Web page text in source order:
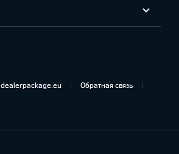
dealerpackage.eu
Обратная связь